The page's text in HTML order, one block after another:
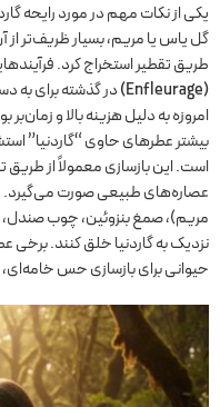
یکی از نکات مهم در مورد رایحه
گل یاس یا مریم، بسیار ظریف‌تر از
طریق تقطیر استخراج کرد.
(Enfleurage)
در گذشته برای به
امروزه به دلیل هزینه بالا و
بیشتر عطرهای حاوی “گاردنیا”
است. این بازسازی معمولاً از
عصاره‌های طبیعی صورت می‌گیرد.
مریم)، صمغ بنزوئین، چوب صندل،
نزدیک به گاردنیا خلق کنند. برخی
حیوانی برای بازسازی حس